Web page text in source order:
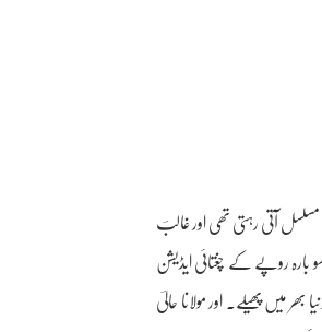
آتی رہتی تھی اور غالبؔ
روپے کے چغتائی ایڈیشن
بھر میں پھیلے۔ اور مولانا حالیؔ